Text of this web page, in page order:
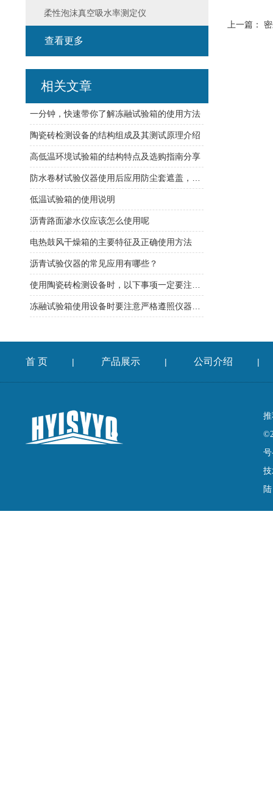
上一篇：
柔性泡沫真空吸水率测定仪
查看更多
相关文章
一分钟，快速带你了解冻融试验箱的使用方法
陶瓷砖检测设备的结构组成及其测试原理介绍
高低温环境试验箱的结构特点及选购指南分享
低温试验箱的使用说明
沥青路面渗水仪应该怎么使用呢
电热鼓风干燥箱的主要特征及正确使用方法
沥青试验仪器的常见应用有哪些？
首 页 | 产品展示 | 公司介绍 |
号
陆